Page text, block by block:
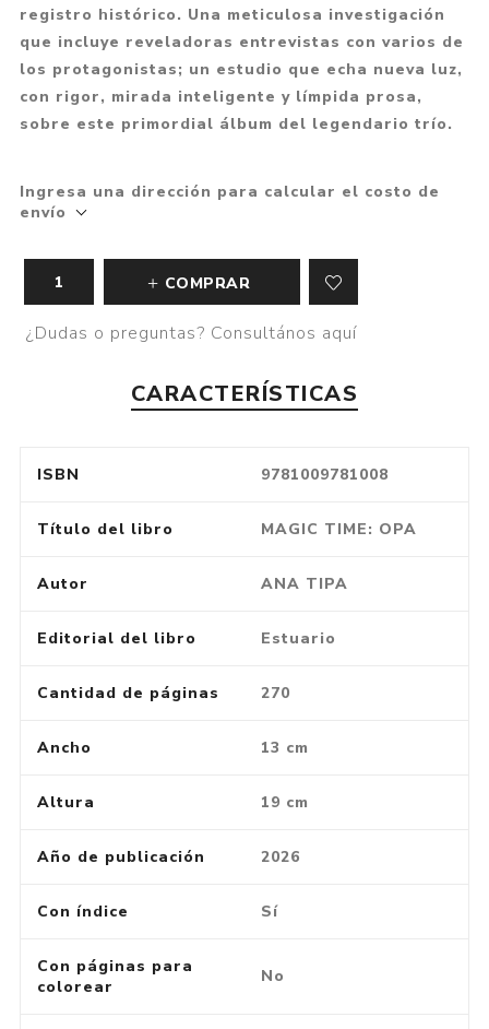
registro histórico. Una meticulosa investigación
que incluye reveladoras entrevistas con varios de
los protagonistas; un estudio que echa nueva luz,
con rigor, mirada inteligente y límpida prosa,
sobre este primordial álbum del legendario trío.
Ingresa una dirección para calcular el costo de
envío
COMPRAR
¿Dudas o preguntas? Consultános aquí
CARACTERÍSTICAS
ISBN 9781009781008
Título del libro MAGIC TIME: OPA
Autor ANA TIPA
Editorial del libro Estuario
Cantidad de páginas 270
Ancho 13 cm
Altura 19 cm
Año de publicación 2026
Con índice Sí
Con páginas para
colorear
No